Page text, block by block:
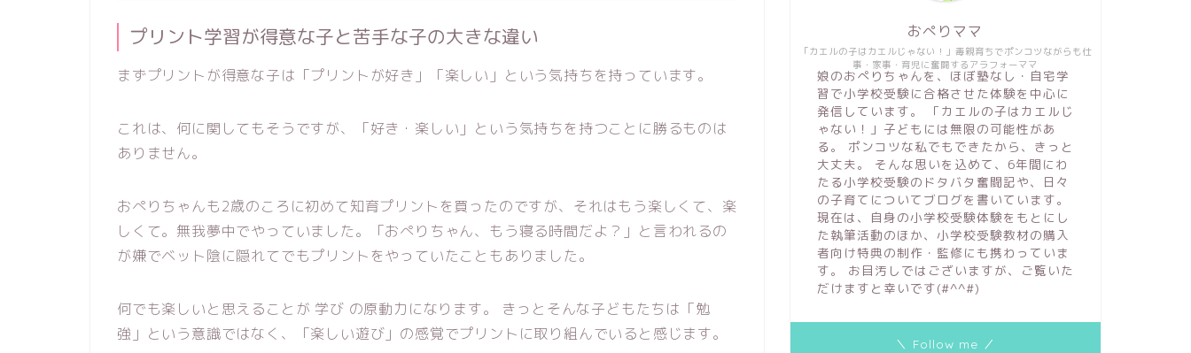
プリント学習が得意な子と苦手な子の大きな違い
まずプリントが得意な子は「プリントが好き」「楽しい」という気持ちを持っています。
これは、何に関してもそうですが、「好き・楽しい」という気持ちを持つことに勝るものは
ありません。
おぺりちゃんも2歳のころに初めて知育プリントを買ったのですが、それはもう楽しくて、楽
しくて。無我夢中でやっていました。「おぺりちゃん、もう寝る時間だよ？」と言われるの
が嫌でベット陰に隠れてでもプリントをやっていたこともありました。
何でも楽しいと思えることが 学び の原動力になります。 きっとそんな子どもたちは「勉
強」という意識ではなく、「楽しい遊び」の感覚でプリントに取り組んでいると感じます。
「カエルの子はカエルじゃない！」毒親育ちでポンコツながらも仕
事・家事・育児に奮闘するアラフォーママ
おぺりママ
娘のおぺりちゃんを、ほぼ塾なし・自宅学
習で小学校受験に合格させた体験を中心に
発信しています。 「カエルの子はカエルじ
ゃない！」子どもには無限の可能性があ
る。 ポンコツな私でもできたから、きっと
大丈夫。 そんな思いを込めて、6年間にわ
たる小学校受験のドタバタ奮闘記や、日々
の子育てについてブログを書いています。
現在は、自身の小学校受験体験をもとにし
た執筆活動のほか、小学校受験教材の購入
者向け特典の制作・監修にも携わっていま
す。 お目汚しではございますが、ご覧いた
だけますと幸いです(#^^#)
＼ Follow me ／